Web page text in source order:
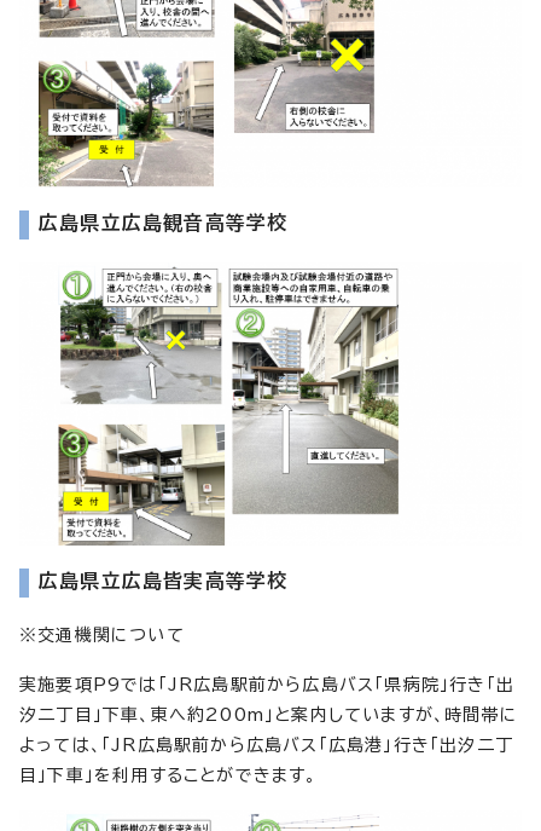
広島県立広島観音高等学校
広島県立広島皆実高等学校
※交通機関について
実施要項P9では「JR広島駅前から広島バス「県病院」行き「出
汐二丁目」下車、東へ約200m」と案内していますが、時間帯に
よっては、「JR広島駅前から広島バス「広島港」行き「出汐二丁
目」下車」を利用することができます。